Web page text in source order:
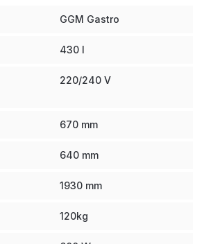
GGM Gastro
430 l
220/240 V
670 mm
640 mm
1930 mm
120kg